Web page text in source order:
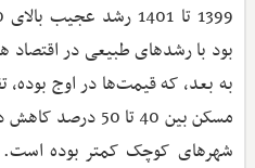
به بعد، که قیمت‌ها در اوج
مسکن بین 40 تا